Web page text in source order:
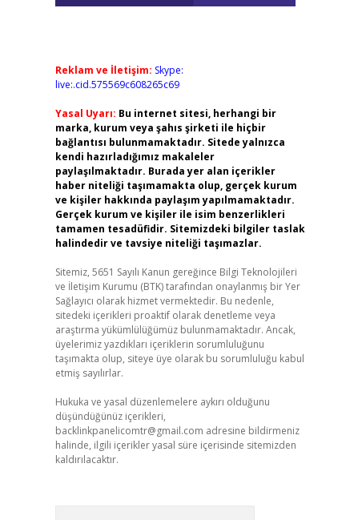
Reklam ve İletişim: Skype:
live:.cid.575569c608265c69
Yasal Uyarı: Bu internet sitesi, herhangi bir
marka, kurum veya şahıs şirketi ile hiçbir
bağlantısı bulunmamaktadır. Sitede yalnızca
kendi hazırladığımız makaleler
paylaşılmaktadır. Burada yer alan içerikler
haber niteliği taşımamakta olup, gerçek kurum
ve kişiler hakkında paylaşım yapılmamaktadır.
Gerçek kurum ve kişiler ile isim benzerlikleri
tamamen tesadüfidir. Sitemizdeki bilgiler taslak
halindedir ve tavsiye niteliği taşımazlar.
Sitemiz, 5651 Sayılı Kanun gereğince Bilgi Teknolojileri
ve İletişim Kurumu (BTK) tarafından onaylanmış bir Yer
Sağlayıcı olarak hizmet vermektedir. Bu nedenle,
sitedeki içerikleri proaktif olarak denetleme veya
araştırma yükümlülüğümüz bulunmamaktadır. Ancak,
üyelerimiz yazdıkları içeriklerin sorumluluğunu
taşımakta olup, siteye üye olarak bu sorumluluğu kabul
etmiş sayılırlar.
Hukuka ve yasal düzenlemelere aykırı olduğunu
düşündüğünüz içerikleri,
backlinkpanelicomtr@gmail.com adresine bildirmeniz
halinde, ilgili içerikler yasal süre içerisinde sitemizden
kaldırılacaktır.